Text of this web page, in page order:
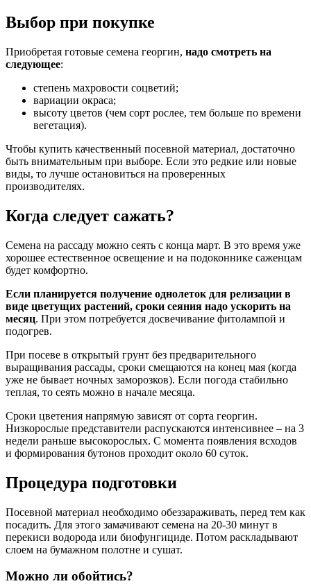
Выбор при покупке
Приобретая готовые семена георгин, надо смотреть на
следующее:
степень махровости соцветий;
вариации окраса;
высоту цветов (чем сорт рослее, тем больше по времени
вегетация).
Чтобы купить качественный посевной материал, достаточно
быть внимательным при выборе. Если это редкие или новые
виды, то лучше остановиться на проверенных
производителях.
Когда следует сажать?
Семена на рассаду можно сеять с конца март. В это время уже
хорошее естественное освещение и на подоконнике саженцам
будет комфортно.
Если планируется получение однолеток для релизации в
виде цветущих растений, сроки сеяния надо ускорить на
месяц. При этом потребуется досвечивание фитолампой и
подогрев.
При посеве в открытый грунт без предварительного
выращивания рассады, сроки смещаются на конец мая (когда
уже не бывает ночных заморозков). Если погода стабильно
теплая, то сеять можно в начале месяца.
Сроки цветения напрямую зависят от сорта георгин.
Низкорослые представители распускаются интенсивнее – на 3
недели раньше высокорослых. С момента появления всходов
и формирования бутонов проходит около 60 суток.
Процедура подготовки
Посевной материал необходимо обеззараживать, перед тем как
посадить. Для этого замачивают семена на 20-30 минут в
перекиси водорода или биофунгициде. Потом раскладывают
слоем на бумажном полотне и сушат.
Можно ли обойтись?